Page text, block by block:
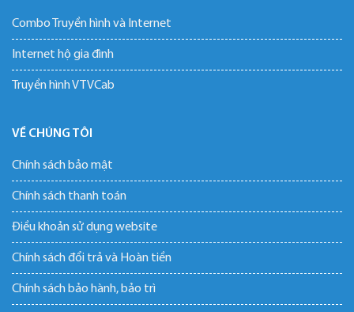
Combo Truyền hình và Internet
Internet hộ gia đình
Truyền hình VTVCab
VỀ CHÚNG TÔI
Chính sách bảo mật
Chính sách thanh toán
Điều khoản sử dụng website
Chính sách đổi trả và Hoàn tiền
Chính sách bảo hành, bảo trì